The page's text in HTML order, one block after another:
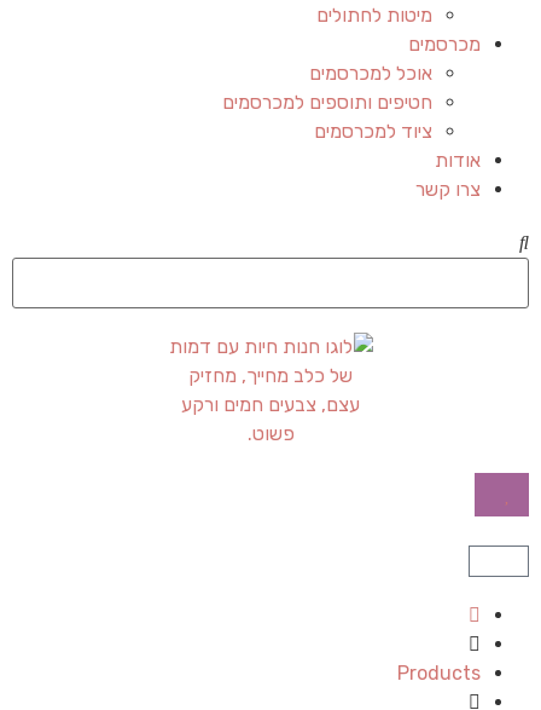
מיטות לחתולים
מכרסמים
אוכל למכרסמים
חטיפים ותוספים למכרסמים
ציוד למכרסמים
אודות
צרו קשר
Products